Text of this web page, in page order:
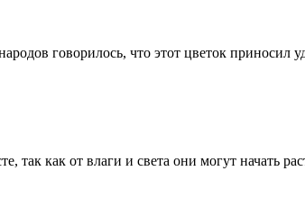
говорилось, что этот цветок приносил
так как от влаги и света они могут начать